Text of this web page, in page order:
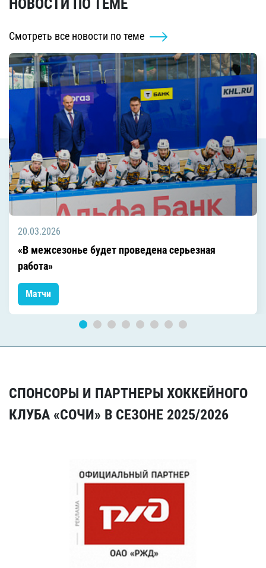
НОВОСТИ ПО ТЕМЕ
Смотреть все новости по теме
20.03.2026
«В межсезонье будет проведена серьезная
работа»
Матчи
СПОНСОРЫ И ПАРТНЕРЫ ХОККЕЙНОГО
КЛУБА «СОЧИ» В СЕЗОНЕ 2025/2026